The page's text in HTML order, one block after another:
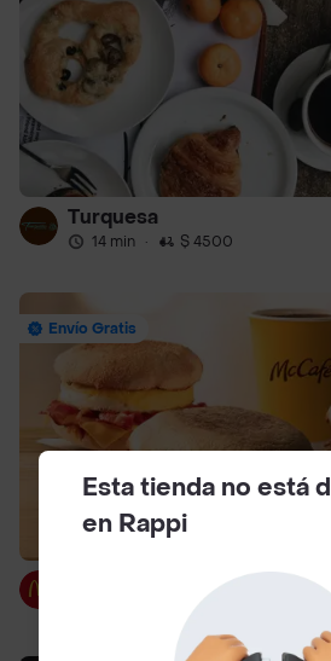
Turquesa
14 min · $ 4500
Envío Gratis
$ 3000
Esta tienda no está
en Rappi